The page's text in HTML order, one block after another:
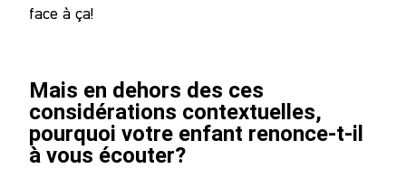
face à ça!
Mais en dehors des ces
considérations contextuelles,
pourquoi votre enfant renonce-t-il
à vous écouter?